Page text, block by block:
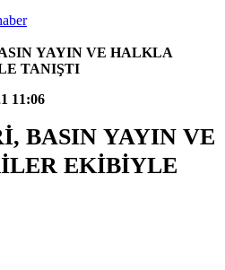
haber
YAYIN VE HALKLA
TANIŞTI
11:06
BASIN YAYIN VE
EKİBİYLE